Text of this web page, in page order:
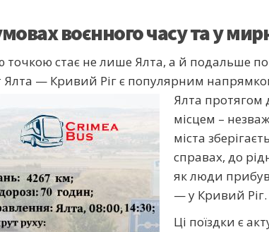
воєнного часу та у
стає не лише Ялта, а й подальше
— Кривий Ріг є популярним
Ялта протягом
місцем –
міста
справах, до
як люди
— у Кривий Ріг.
Ці поїздки є